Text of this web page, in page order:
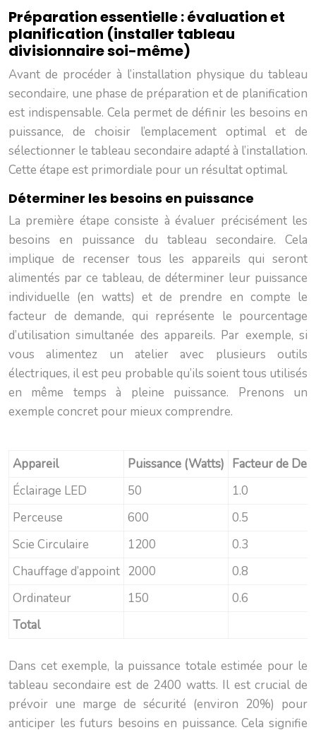
Préparation essentielle : évaluation et
planification (installer tableau
divisionnaire soi-même)
Avant de procéder à l’installation physique du tableau
secondaire, une phase de préparation et de planification
est indispensable. Cela permet de définir les besoins en
puissance, de choisir l’emplacement optimal et de
sélectionner le tableau secondaire adapté à l’installation.
Cette étape est primordiale pour un résultat optimal.
Déterminer les besoins en puissance
La première étape consiste à évaluer précisément les
besoins en puissance du tableau secondaire. Cela
implique de recenser tous les appareils qui seront
alimentés par ce tableau, de déterminer leur puissance
individuelle (en watts) et de prendre en compte le
facteur de demande, qui représente le pourcentage
d’utilisation simultanée des appareils. Par exemple, si
vous alimentez un atelier avec plusieurs outils
électriques, il est peu probable qu’ils soient tous utilisés
en même temps à pleine puissance. Prenons un
exemple concret pour mieux comprendre.
Appareil Puissance (Watts) Facteur de
Éclairage LED
50
1.0
Perceuse
600
0.5
Scie Circulaire
1200
0.3
Chauffage d’appoint 2000
0.8
Ordinateur
150
0.6
Total
Dans cet exemple, la puissance totale estimée pour le
tableau secondaire est de 2400 watts. Il est crucial de
prévoir une marge de sécurité (environ 20%) pour
anticiper les futurs besoins en puissance. Cela signifie